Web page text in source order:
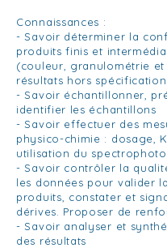
Connaissances :
- Savoir déterminer la
produits finis et
(couleur, granulométrie
résultats hors
- Savoir échantillonner,
identifier les échantillons
- Savoir effectuer des
physico-chimie : dosage,
utilisation du
- Savoir contrôler la
les données pour valider
produits, constater et
dérives. Proposer de
- Savoir analyser et
des résultats